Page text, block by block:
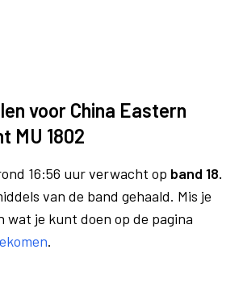
voor China Eastern
MU 1802
16:56 uur verwacht op band 18.
van de band gehaald. Mis je
wat je kunt doen op de pagina
.